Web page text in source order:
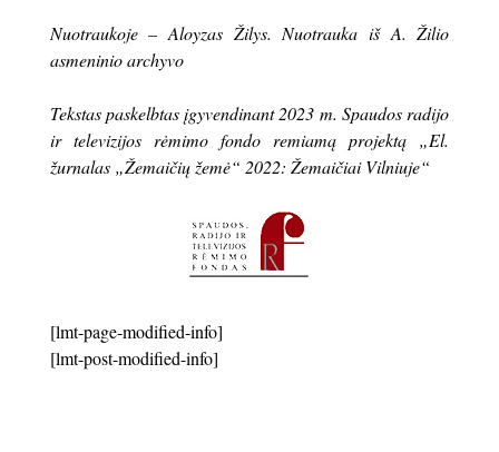
Nuotraukoje – Aloyzas Žilys. Nuotrauka iš A. Žilio
asmeninio archyvo
Tekstas paskelbtas įgyvendinant 2023 m. Spaudos radijo
ir televizijos rėmimo fondo remiamą projektą „El.
žurnalas „Žemaičių žemė“ 2022: Žemaičiai Vilniuje“
[lmt-page-modified-info]
[lmt-post-modified-info]